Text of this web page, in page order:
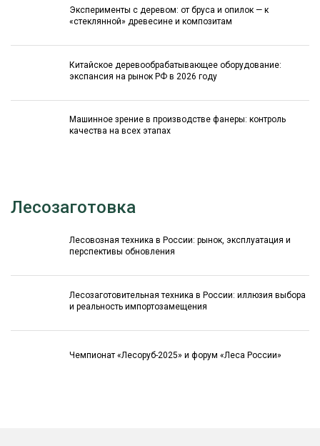
Эксперименты с деревом: от бруса и опилок — к
«стеклянной» древесине и композитам
Китайское деревообрабатывающее оборудование:
экспансия на рынок РФ в 2026 году
Машинное зрение в производстве фанеры: контроль
качества на всех этапах
Лесозаготовка
Лесовозная техника в России: рынок, эксплуатация и
перспективы обновления
Лесозаготовительная техника в России: иллюзия выбора
и реальность импортозамещения
Чемпионат «Лесоруб-2025» и форум «Леса России»